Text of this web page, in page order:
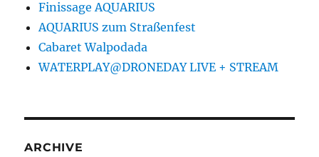
Finissage AQUARIUS
AQUARIUS zum Straßenfest
Cabaret Walpodada
WATERPLAY@DRONEDAY LIVE + STREAM
ARCHIVE